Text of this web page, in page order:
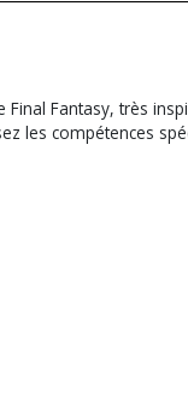
Fantasy, très
les compétences